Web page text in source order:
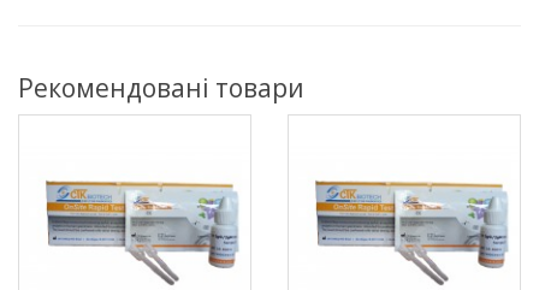
Рекомендовані товари